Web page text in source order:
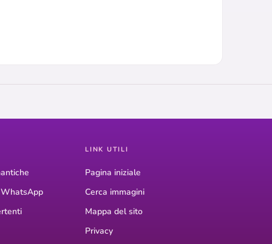
LINK UTILI
Pagina iniziale
Cerca immagini
Mappa del sito
Privacy